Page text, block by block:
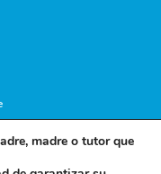
madre o tutor que